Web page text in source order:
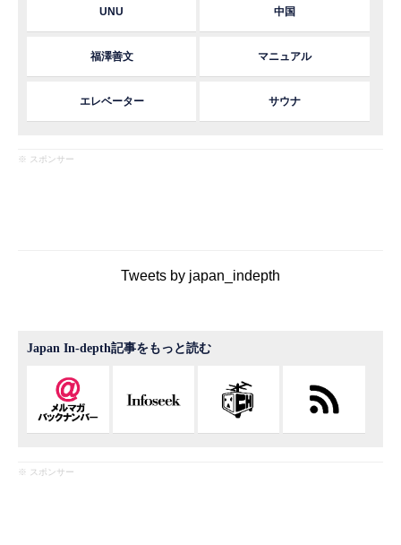
UNU 中国
福澤善文 マニュアル
エレベーター サウナ
※ スポンサー
Tweets by japan_indepth
Japan In-depth記事をもっと読む
※ スポンサー